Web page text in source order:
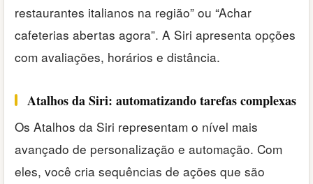
restaurantes italianos na região” ou “Achar
cafeterias abertas agora”. A Siri apresenta opções
com avaliações, horários e distância.
Atalhos da Siri: automatizando tarefas complexas
Os Atalhos da Siri representam o nível mais
avançado de personalização e automação. Com
eles, você cria sequências de ações que são